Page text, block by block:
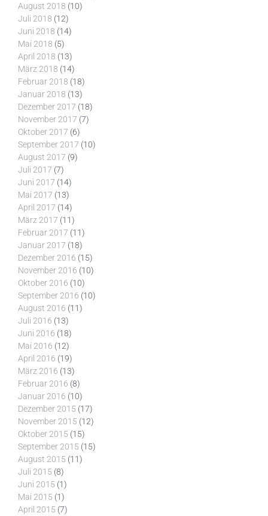
August 2018 (10)
Juli 2018 (12)
Juni 2018 (14)
Mai 2018 (5)
April 2018 (13)
März 2018 (14)
Februar 2018 (18)
Januar 2018 (13)
Dezember 2017 (18)
November 2017 (7)
Oktober 2017 (6)
September 2017 (10)
August 2017 (9)
Juli 2017 (7)
Juni 2017 (14)
Mai 2017 (13)
April 2017 (14)
März 2017 (11)
Februar 2017 (11)
Januar 2017 (18)
Dezember 2016 (15)
November 2016 (10)
Oktober 2016 (10)
September 2016 (10)
August 2016 (11)
Juli 2016 (13)
Juni 2016 (18)
Mai 2016 (12)
April 2016 (19)
März 2016 (13)
Februar 2016 (8)
Januar 2016 (10)
Dezember 2015 (17)
November 2015 (12)
Oktober 2015 (15)
September 2015 (15)
August 2015 (11)
Juli 2015 (8)
Juni 2015 (1)
Mai 2015 (1)
April 2015 (7)